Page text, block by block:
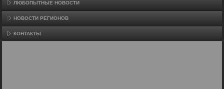
ЛЮБОПЫТНЫЕ НОВОСТИ
НОВОСТИ РЕГИОНОВ
КОНТАКТЫ